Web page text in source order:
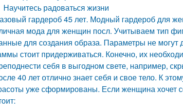
Научитесь радоваться жизни
гардероб 45 лет. Модный гардероб для
мода для женщин посл. Учитываем тип
для создания образа. Параметры не могут
стоит придерживаться. Конечно, их
себя в выгодном свете, например,
40 лет отлично знает себя и свое тело. К
уже сформированы. Если женщина хочет